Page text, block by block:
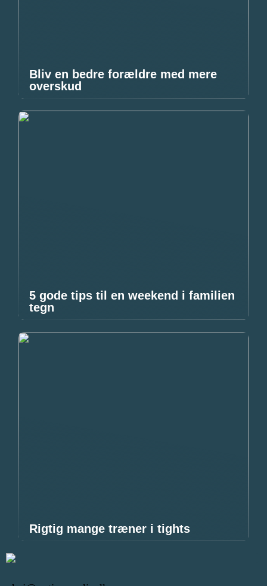
Bliv en bedre forældre med mere
overskud
5 gode tips til en weekend i familien
tegn
Rigtig mange træner i tights